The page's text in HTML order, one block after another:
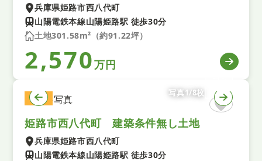
兵庫県姫路市西八代町
山陽電鉄本線山陽姫路駅 徒歩30分
土地301.58m²（約91.22坪）
2,570万円
土地
写真1/8枚
姫路市西八代町 建築条件無し土地
兵庫県姫路市西八代町
山陽電鉄本線山陽姫路駅 徒歩30分